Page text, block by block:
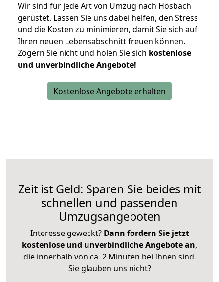
Wir sind für jede Art von Umzug nach Hösbach
gerüstet. Lassen Sie uns dabei helfen, den Stress
und die Kosten zu minimieren, damit Sie sich auf
Ihren neuen Lebensabschnitt freuen können.
Zögern Sie nicht und holen Sie sich kostenlose
und unverbindliche Angebote!
Kostenlose Angebote erhalten
Zeit ist Geld: Sparen Sie beides mit
schnellen und passenden
Umzugsangeboten
Interesse geweckt? Dann fordern Sie jetzt
kostenlose und unverbindliche Angebote an,
die innerhalb von ca. 2 Minuten bei Ihnen sind.
Sie glauben uns nicht?